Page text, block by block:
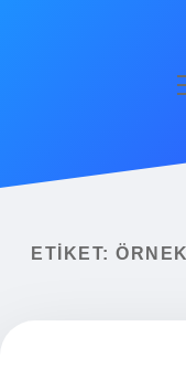
Yasal Uyarı
ETIKET: